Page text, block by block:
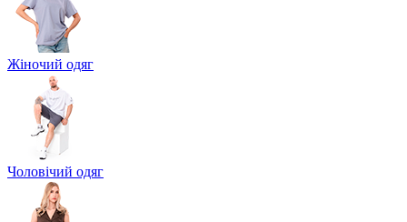
Жіночий одяг
Чоловічий одяг